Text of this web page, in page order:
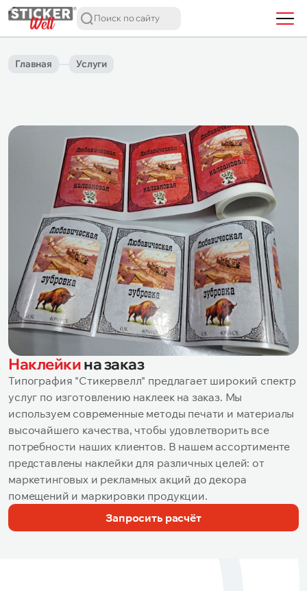
Главная Услуги
Наклейкина заказ
Типография "Стикервелл" предлагает широкий спектр
услуг по изготовлению наклеек на заказ. Мы
используем современные методы печати и материалы
высочайшего качества, чтобы удовлетворить все
потребности наших клиентов. В нашем ассортименте
представлены наклейки для различных целей: от
маркетинговых и рекламных акций до декора
помещений и маркировки продукции.
Запросить расчёт